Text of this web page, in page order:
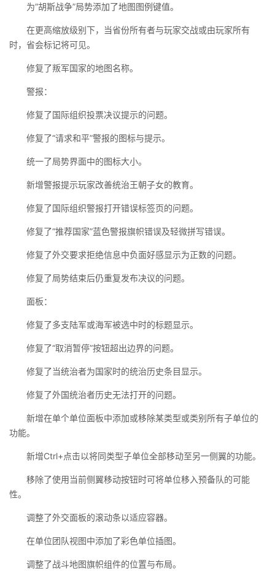
为“胡斯战争”局势添加了地图图例键值。
在更高缩放级别下，当省份所有者与玩家交战或由玩家所有
时，省会标记将可见。
修复了叛军国家的地图名称。
警报：
修复了国际组织投票决议提示的问题。
修复了“请求和平”警报的图标与提示。
统一了局势界面中的图标大小。
新增警报提示玩家改善统治王朝子女的教育。
修复了国际组织警报打开错误标签页的问题。
修复了“推荐国家”蓝色警报旗帜错误及轻微拼写错误。
修复了外交要求拒绝信息中负面好感显示为正数的问题。
修复了局势结束后仍重复发布决议的问题。
面板：
修复了多支陆军或海军被选中时的标题显示。
修复了“取消暂停”按钮超出边界的问题。
修复了当统治者为国家时的统治历史条目显示。
修复了外国统治者历史无法打开的问题。
新增在单个单位面板中添加或移除某类型或类别所有子单位的
功能。
新增Ctrl+点击以将同类型子单位全部移动至另一侧翼的功能。
移除了使用当前侧翼移动按钮时可将单位移入预备队的可能
性。
调整了外交面板的滚动条以适应容器。
在单位团队视图中添加了彩色单位插图。
调整了战斗地图旗帜组件的位置与布局。